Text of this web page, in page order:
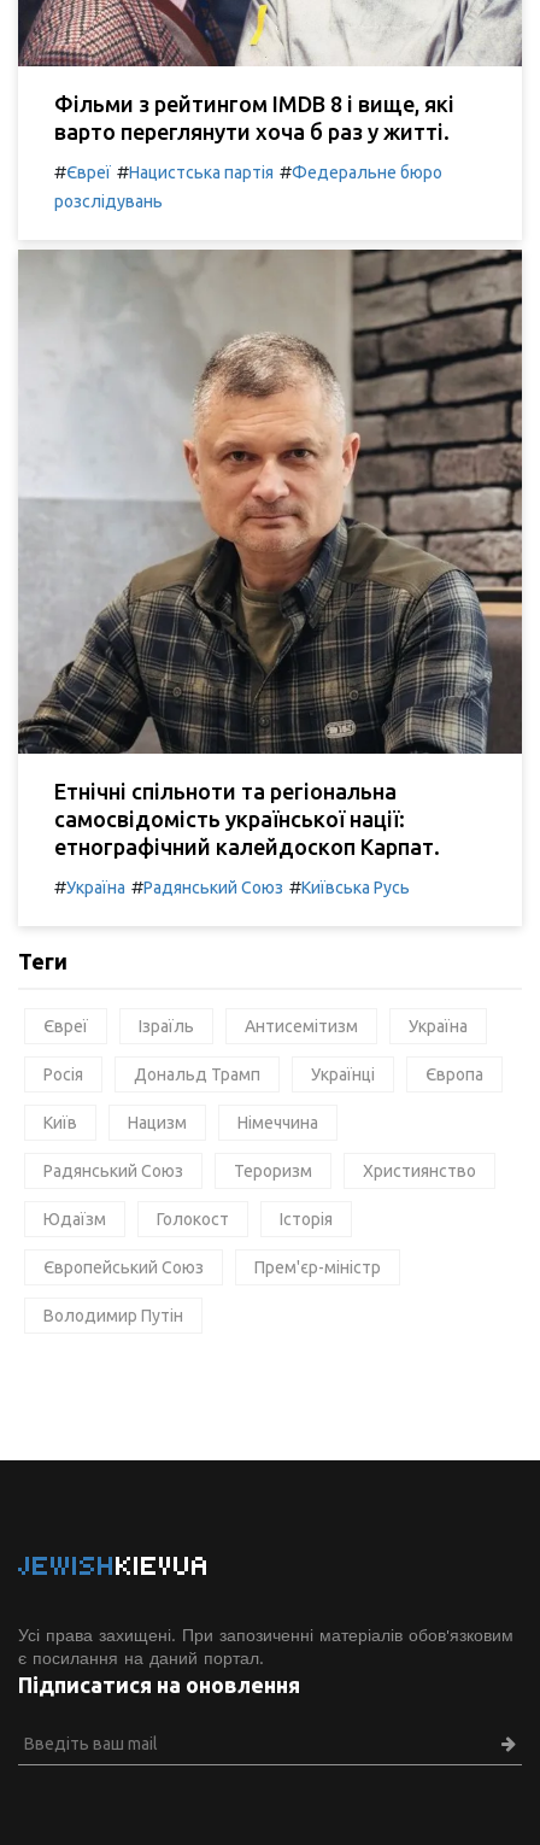
Фільми з рейтингом IMDB 8 і вище, які
варто переглянути хоча б раз у житті.
#Євреї #Нацистська партія #Федеральне бюро
розслідувань
Етнічні спільноти та регіональна
самосвідомість української нації:
етнографічний калейдоскоп Карпат.
#Україна #Радянський Союз #Київська Русь
Теги
Євреї Ізраїль Антисемітизм Україна
Росія Дональд Трамп Українці Європа
Київ Нацизм Німеччина
Радянський Союз Тероризм Християнство
Юдаїзм Голокост Історія
Європейський Союз Прем'єр-міністр
Володимир Путін
JEWISHKIEVUA
Усі права захищені. При запозиченні матеріалів обов'язковим
є посилання на даний портал.
Підписатися на оновлення